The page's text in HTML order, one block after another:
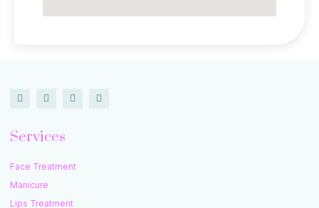
Services
Face Treatment
Manicure
Lips Treatment